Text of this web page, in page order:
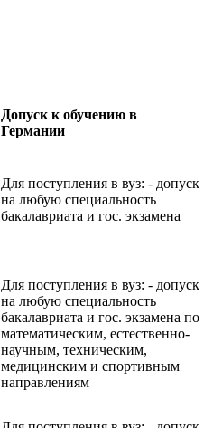
Допуск к обучению в
Германии
Для поступления в вуз: - допуск
на любую специальность
бакалавриата и гос. экзамена
Для поступления в вуз: - допуск
на любую специальность
бакалавриата и гос. экзамена по
математическим, естественно-
научным, техническим,
медицинским и спортивным
направлениям